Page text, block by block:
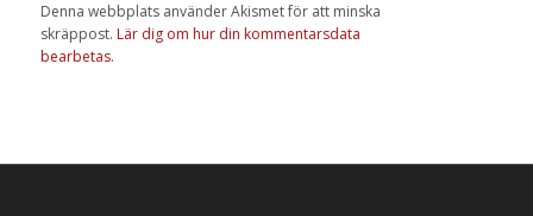
Denna webbplats använder Akismet för att minska
skräppost. Lär dig om hur din kommentarsdata
bearbetas.